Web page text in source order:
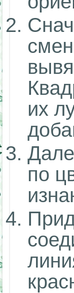
их
по